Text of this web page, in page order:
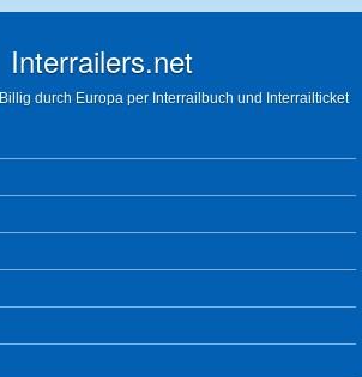
Interrailers.net
Billig durch Europa per Interrailbuch und Interrailticket